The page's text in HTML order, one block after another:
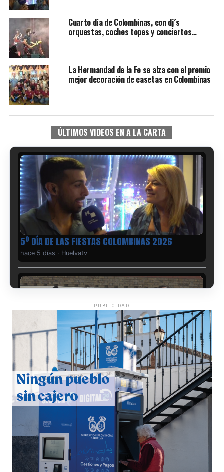
Cuarto día de Colombinas, con dj´s
orquestas, coches topes y conciertos…
La Hermandad de la Fe se alza con el premio
mejor decoración de casetas en Colombinas
ÚLTIMOS VIDEOS EN A LA CARTA
5º DÍA DE LAS FIESTAS COLOMBINAS 2026
hace 5 días · Huelvatv
CUARTA CORRIDA DE LAS FIESTAS COLOMBINAS
2026
hace 6 días·Huelvatv
PUBLICIDAD